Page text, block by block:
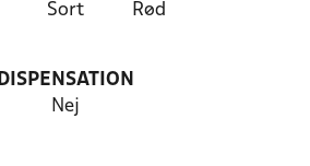
Sort Rød
DISPENSATION
Nej